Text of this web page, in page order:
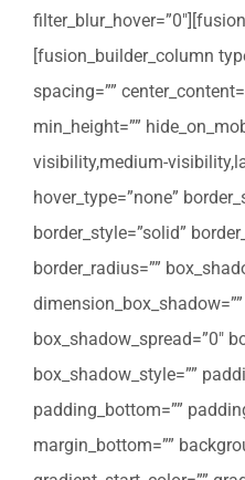
[fusion_builder_column
spacing=””
min_height=””
visibility,medium-
hover_type=”none”
border_style=”solid”
border_radius=””
box_shadow_spread=”0″
box_shadow_style=””
padding_bottom=””
margin_bottom=””